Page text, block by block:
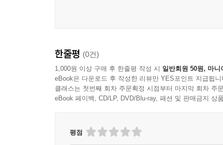
한줄평 (0건)
1,000원 이상 구매 후 한줄평 작성 시 일반회원 50원, 마니
eBook은 다운로드 후 작성한 리뷰만 YES포인트 지급됩니
클래스는 첫번째 회차 주문확정 시점부터 마지막 회차 주
eBook 페이백, CD/LP, DVD/Blu-ray, 패션 및 판매금지 상
평점